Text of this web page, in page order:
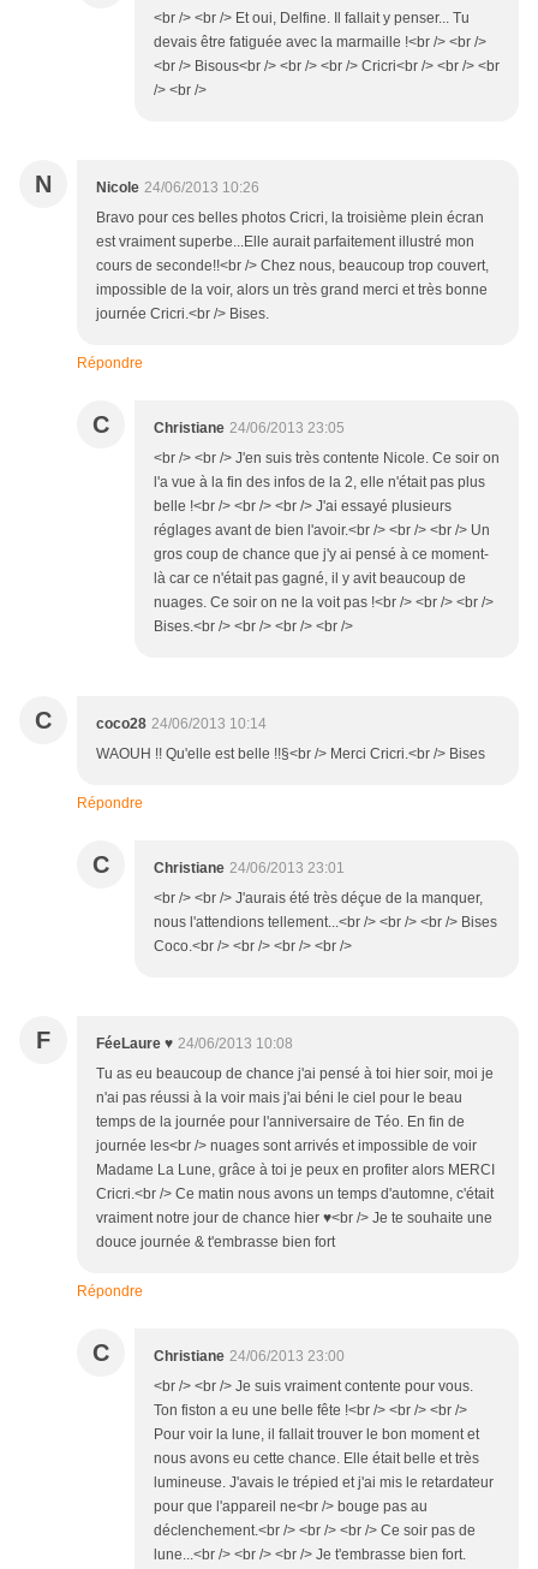
<br /> <br /> Et oui, Delfine. Il fallait y penser... Tu
devais être fatiguée avec la marmaille !<br /> <br />
<br /> Bisous<br /> <br /> <br /> Cricri<br /> <br /> <br
/> <br />
N Nicole 24/06/2013 10:26
Bravo pour ces belles photos Cricri, la troisième plein écran
est vraiment superbe...Elle aurait parfaitement illustré mon
cours de seconde!!<br /> Chez nous, beaucoup trop couvert,
impossible de la voir, alors un très grand merci et très bonne
journée Cricri.<br /> Bises.
Répondre
C Christiane 24/06/2013 23:05
<br /> <br /> J'en suis très contente Nicole. Ce soir on
l'a vue à la fin des infos de la 2, elle n'était pas plus
belle !<br /> <br /> <br /> J'ai essayé plusieurs
réglages avant de bien l'avoir.<br /> <br /> <br /> Un
gros coup de chance que j'y ai pensé à ce moment-
là car ce n'était pas gagné, il y avit beaucoup de
nuages. Ce soir on ne la voit pas !<br /> <br /> <br />
Bises.<br /> <br /> <br /> <br />
C coco28 24/06/2013 10:14
WAOUH !! Qu'elle est belle !!§<br /> Merci Cricri.<br /> Bises
Répondre
C Christiane 24/06/2013 23:01
<br /> <br /> J'aurais été très déçue de la manquer,
nous l'attendions tellement...<br /> <br /> <br /> Bises
Coco.<br /> <br /> <br /> <br />
F FéeLaure ♥ 24/06/2013 10:08
Tu as eu beaucoup de chance j'ai pensé à toi hier soir, moi je
n'ai pas réussi à la voir mais j'ai béni le ciel pour le beau
temps de la journée pour l'anniversaire de Téo. En fin de
journée les<br /> nuages sont arrivés et impossible de voir
Madame La Lune, grâce à toi je peux en profiter alors MERCI
Cricri.<br /> Ce matin nous avons un temps d'automne, c'était
vraiment notre jour de chance hier ♥<br /> Je te souhaite une
douce journée & t'embrasse bien fort
Répondre
C Christiane 24/06/2013 23:00
<br /> <br /> Je suis vraiment contente pour vous.
Ton fiston a eu une belle fête !<br /> <br /> <br />
Pour voir la lune, il fallait trouver le bon moment et
nous avons eu cette chance. Elle était belle et très
lumineuse. J'avais le trépied et j'ai mis le retardateur
pour que l'appareil ne<br /> bouge pas au
déclenchement.<br /> <br /> <br /> Ce soir pas de
lune...<br /> <br /> <br /> Je t'embrasse bien fort.